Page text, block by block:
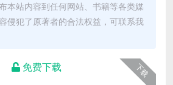
本站内容到任何网站、书籍等各类媒
侵犯了原著者的合法权益，可联系我
下载
免费下载